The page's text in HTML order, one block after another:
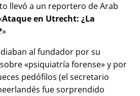
llevó a un reportero de Arab
Ataque en Utrecht: ¿La
al fundador por su
psiquiatría forense y por
pedófilos (el secretario
fue sorprendido